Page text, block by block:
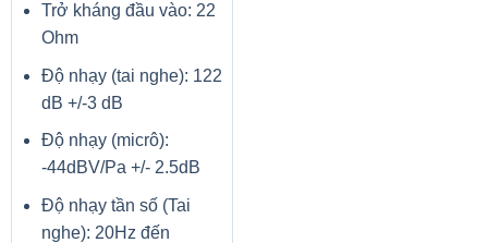
Trở kháng đầu vào: 22
Ohm
Độ nhạy (tai nghe): 122
dB +/-3 dB
Độ nhạy (micrô):
-44dBV/Pa +/- 2.5dB
Độ nhạy tần số (Tai
nghe): 20Hz đến